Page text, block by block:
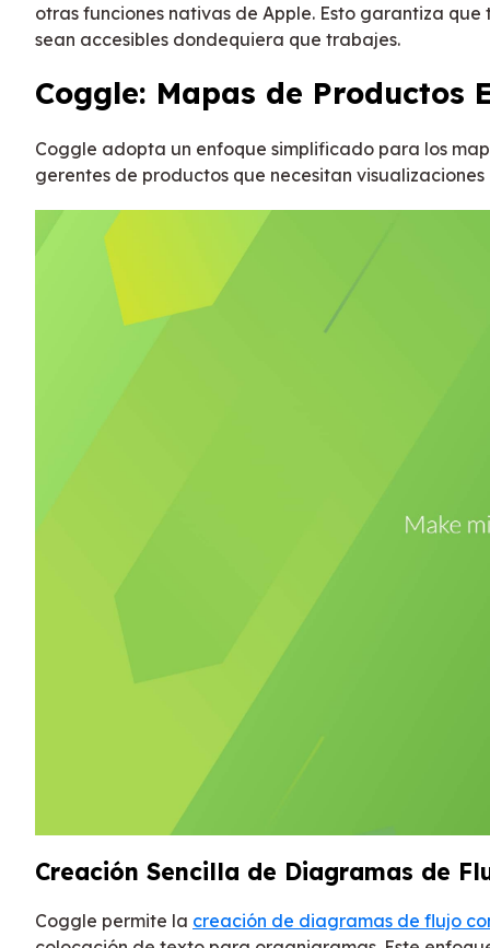
otras funciones nativas de Apple. Esto garantiza
sean accesibles dondequiera que trabajes.
Coggle: Mapas de Productos
Coggle adopta un enfoque simplificado para los
gerentes de productos que necesitan
Creación Sencilla de Diagramas de
Coggle permite la creación de diagramas de flujo